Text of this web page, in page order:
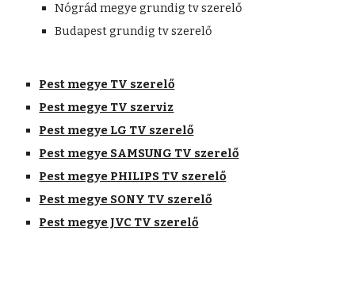
Nógrád megye grundig tv szerelő
Budapest grundig tv szerelő
Pest megye TV szerelő
Pest megye TV szerviz
Pest megye LG TV szerelő
Pest megye SAMSUNG TV szerelő
Pest megye PHILIPS TV szerelő
Pest megye SONY TV szerelő
Pest megye JVC TV szerelő